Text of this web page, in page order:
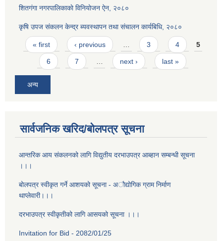
शितगंगा नगरपालिकाकाे विनियोजन ऐन, २०८०
कृषि उपज संकलन केन्द्र ब्यवस्थापन तथा संचालन कार्यबिधि, २०८०
Pages
« first ‹ previous … 3 4 5
6 7 … next › last »
अन्य
सार्वजनिक खरिद/बोलपत्र सूचना
आन्तरिक आय संकलनको लागि विद्युतीय दरभाउपत्र आब्हान सम्बन्धी सूचना
।।।
बोलपत्र स्वीकृत गर्ने आशयको सूचना - अौद्योगिक ग्राम निर्माण
थाप्लेवारी।।।
दरभाउपत्र स्वीकृतीको लागि आसयको सूचना ।।।
Invitation for Bid - 2082/01/25